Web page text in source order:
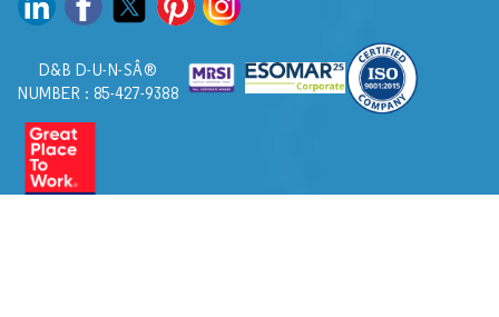
D&B D-U-N-SÂ®
NUMBER : 85-427-9388